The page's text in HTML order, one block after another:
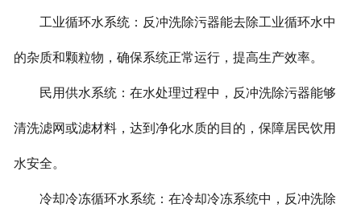
工业循环水系统：反冲洗除污器能去除工业循环水中
的杂质和颗粒物，确保系统正常运行，提高生产效率。
民用供水系统：在水处理过程中，反冲洗除污器能够
清洗滤网或滤材料，达到净化水质的目的，保障居民饮用
水安全。
冷却冷冻循环水系统：在冷却冷冻系统中，反冲洗除